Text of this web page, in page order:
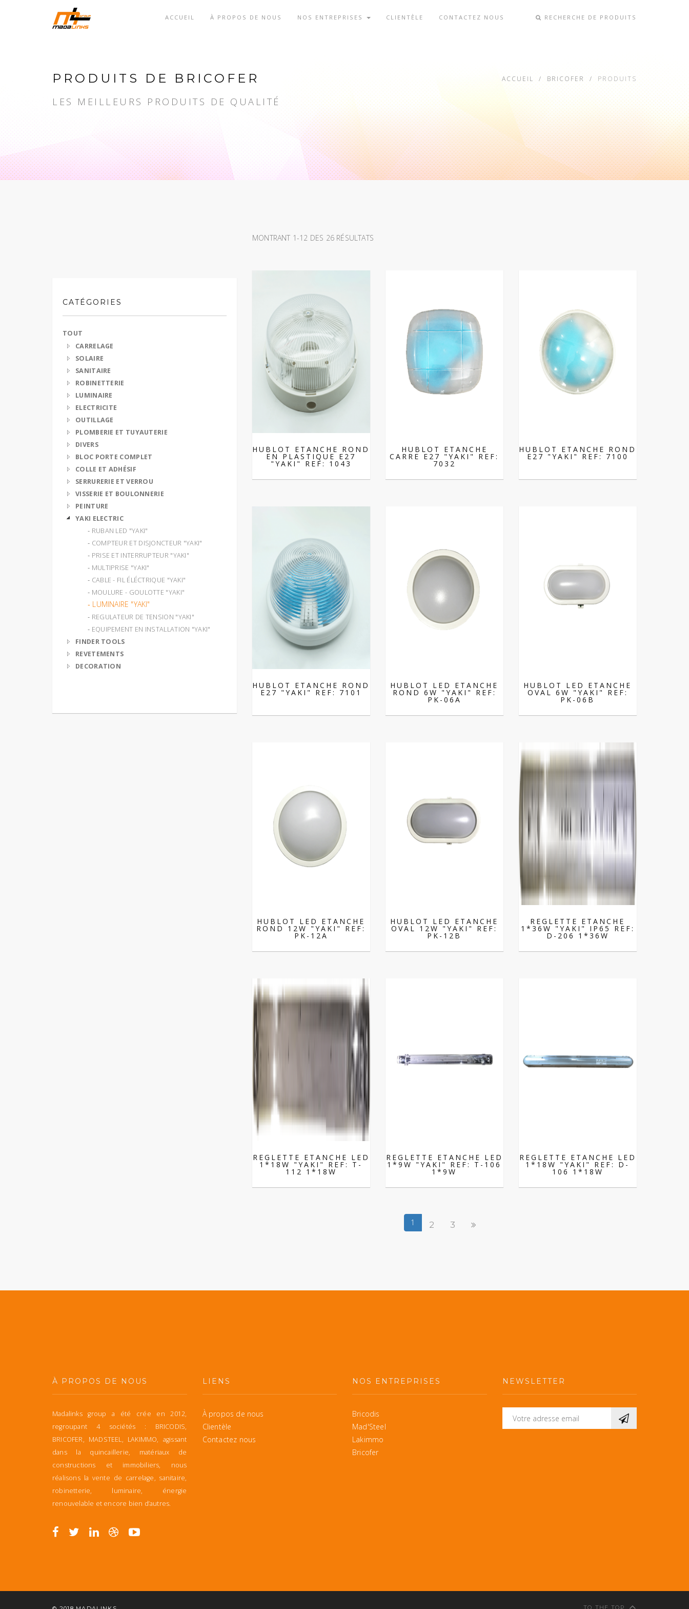
ACCUEIL À PROPOS DE NOUS NOS ENTREPRISES CLIENTÈLE CONTACTEZ NOUS RECHERCHE DE PRODUITS
PRODUITS DE BRICOFER
LES MEILLEURS PRODUITS DE QUALITÉ
ACCUEIL BRICOFER PRODUITS
CATÉGORIES
TOUT
CARRELAGE
SOLAIRE
SANITAIRE
ROBINETTERIE
LUMINAIRE
ELECTRICITE
OUTILLAGE
PLOMBERIE ET TUYAUTERIE
DIVERS
BLOC PORTE COMPLET
COLLE ET ADHÉSIF
SERRURERIE ET VERROU
VISSERIE ET BOULONNERIE
PEINTURE
YAKI ELECTRIC
‐ RUBAN LED "YAKI"
‐ COMPTEUR ET DISJONCTEUR "YAKI"
‐ PRISE ET INTERRUPTEUR "YAKI"
‐ MULTIPRISE "YAKI"
‐ CABLE - FIL ÉLÉCTRIQUE "YAKI"
‐ MOULURE - GOULOTTE "YAKI"
‐ LUMINAIRE "YAKI"
‐ REGULATEUR DE TENSION "YAKI"
‐ EQUIPEMENT EN INSTALLATION "YAKI"
FINDER TOOLS
REVETEMENTS
DECORATION
MONTRANT 1-12 DES 26 RÉSULTATS
HUBLOT ETANCHE ROND
EN PLASTIQUE E27
"YAKI" REF: 1043
HUBLOT ETANCHE
CARRE E27 "YAKI" REF:
7032
HUBLOT ETANCHE ROND
E27 "YAKI" REF: 7100
HUBLOT ETANCHE ROND
E27 "YAKI" REF: 7101
HUBLOT LED ETANCHE
ROND 6W "YAKI" REF:
PK-06A
HUBLOT LED ETANCHE
OVAL 6W "YAKI" REF:
PK-06B
HUBLOT LED ETANCHE
ROND 12W "YAKI" REF:
PK-12A
HUBLOT LED ETANCHE
OVAL 12W "YAKI" REF:
PK-12B
REGLETTE ETANCHE
1*36W "YAKI" IP65 REF:
D-206 1*36W
REGLETTE ETANCHE LED
1*18W "YAKI" REF: T-
112 1*18W
REGLETTE ETANCHE LED
1*9W "YAKI" REF: T-106
1*9W
REGLETTE ETANCHE LED
1*18W "YAKI" REF: D-
106 1*18W
1 2 3
À PROPOS DE NOUS
Madalinks group a été crée en 2012,
regroupant 4 sociétés : BRICODIS,
BRICOFER, MADSTEEL, LAKIMMO, agissant
dans la quincaillerie, matériaux de
constructions et immobiliers, nous
réalisons la vente de carrelage, sanitaire,
robinetterie, luminaire, énergie
renouvelable et encore bien d’autres.
LIENS
À propos de nous
Clientèle
Contactez nous
NOS ENTREPRISES
Bricodis
Mad'Steel
Lakimmo
Bricofer
NEWSLETTER
TO THE TOP